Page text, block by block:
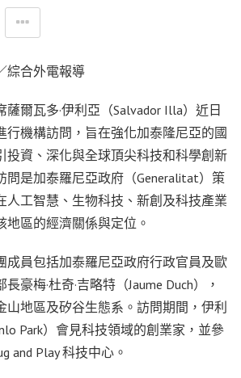
綜合外電報導
爾瓦多·伊利亞（Salvador Illa）近日
行機構訪問，旨在強化加泰隆尼亞的國
投資、深化與全球頂尖科技和科學創新
問是加泰羅尼亞政府（Generalitat）策
人工智慧、生物科技、新創及科技產業
地區的經濟關係與定位。
成員包括加泰羅尼亞政府行政官員及歐
豪梅·杜奇·吉略特（Jaume Duch），
山地區及矽谷生態系。訪問期間，伊利
Park）會見科技領域的創業家，並參
and Play 科技中心。